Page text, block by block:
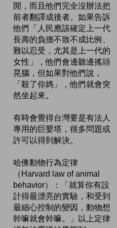
閒，而且他們完全沒辦法把
前者翻譯成後者。如果告訴
他們「人民應該確定上一代
長壽的負擔不致不成比例、
難以忍受，尤其是上一代的
女性」，他們會邊聽邊搖頭
晃腦，但如果對他們說，
「殺了你媽」，他們就會突
然坐起來。
有時會覺得台灣要是有法人
專用的巨嬰塔，很多問題或
許可以得到解決。
哈佛動物行為定律
（Harvard law of animal
behavior）：「就算你有設
計得最漂亮的實驗，和受到
最細心控制的變因，動物想
幹嘛就會幹嘛。」以上定律